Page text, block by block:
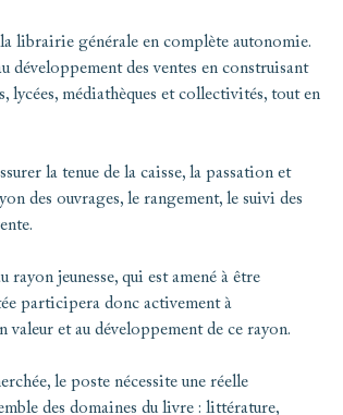
librairie générale en complète autonomie.
développement des ventes en construisant
lycées, médiathèques et collectivités, tout en
la tenue de la caisse, la passation et
des ouvrages, le rangement, le suivi des
jeunesse, qui est amené à être
participera donc activement à
valeur et au développement de ce rayon.
le poste nécessite une réelle
des domaines du livre : littérature,